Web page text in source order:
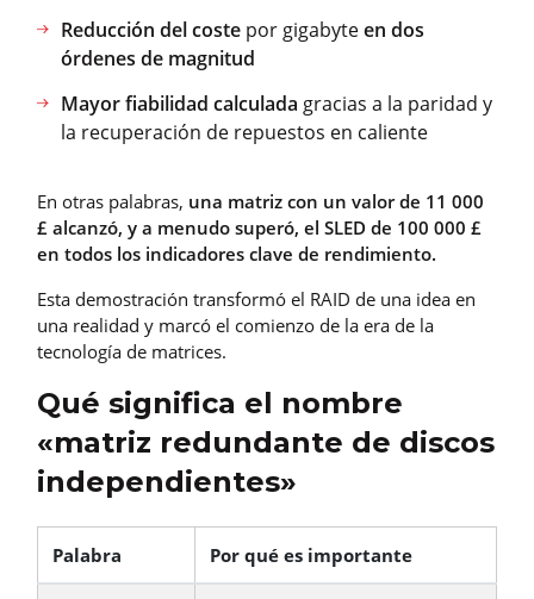
Reducción del coste por gigabyteen dos
órdenes de magnitud
Mayor fiabilidad calculada gracias a la paridad y
la recuperación de repuestos en caliente
En otras palabras, una matriz con un valor de 11 000
£ alcanzó, y a menudo superó, el SLED de 100 000 £
en todos los indicadores clave de rendimiento.
Esta demostración transformó el RAID de una idea en
una realidad y marcó el comienzo de la era de la
tecnología de matrices.
Qué significa el nombre
«matriz redundante de discos
independientes»
Palabra Por qué es importante